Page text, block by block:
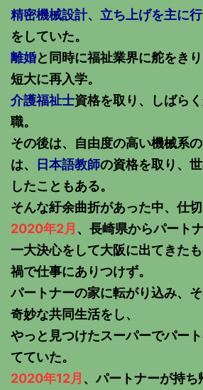
精密機械設計、立ち上げを主に
をしていた。
離婚と同時に福祉業界に舵をき
短大に再入学。
介護福祉士資格を取り、しばら
職。
その後は、自由度の高い機械系
は、
日本語教師の資格を取り、
したこともある。
そんな紆余曲折があった中、仕切
2020年2月 、長崎県からパート
一大決心をして大阪に出てきた
禍で仕事にありつけず。
パートナーの家に転がり込み、
奇妙な共同生活をし、
やっと見つけたスーパーでパー
てていた。
2020年12月 、パートナーが持